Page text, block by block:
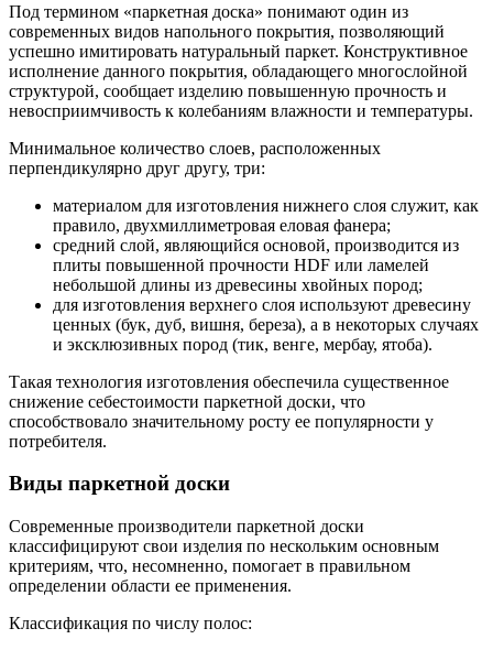
Под термином «паркетная доска» понимают один из
современных видов напольного покрытия, позволяющий
успешно имитировать натуральный паркет. Конструктивное
исполнение данного покрытия, обладающего многослойной
структурой, сообщает изделию повышенную прочность и
невосприимчивость к колебаниям влажности и температуры.
Минимальное количество слоев, расположенных
перпендикулярно друг другу, три:
материалом для изготовления нижнего слоя служит, как
правило, двухмиллиметровая еловая фанера;
средний слой, являющийся основой, производится из
плиты повышенной прочности HDF или ламелей
небольшой длины из древесины хвойных пород;
для изготовления верхнего слоя используют древесину
ценных (бук, дуб, вишня, береза), а в некоторых случаях
и эксклюзивных пород (тик, венге, мербау, ятоба).
Такая технология изготовления обеспечила существенное
снижение себестоимости паркетной доски, что
способствовало значительному росту ее популярности у
потребителя.
Виды паркетной доски
Современные производители паркетной доски
классифицируют свои изделия по нескольким основным
критериям, что, несомненно, помогает в правильном
определении области ее применения.
Классификация по числу полос: